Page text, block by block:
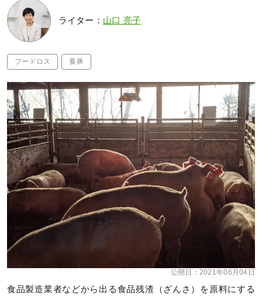
ライター： 山口 亮子
フードロス 養豚
公開日： 2021年06月04日
食品製造業者などから出る食品残渣（ざんさ）を原料にする